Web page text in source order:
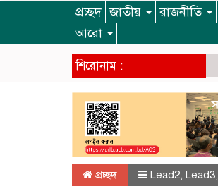
প্রচ্ছদ জাতীয় রাজনীতি
আরো
শিরোনাম :
প্রচ্ছদ Lead2, Lead3,